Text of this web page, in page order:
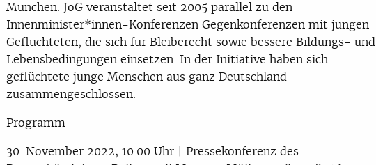
München. JoG veranstaltet seit 2005 parallel zu den
Innenminister*innen-Konferenzen Gegenkonferenzen mit jungen
Geflüchteten, die sich für Bleiberecht sowie bessere Bildungs- und
Lebensbedingungen einsetzen. In der Initiative haben sich
geflüchtete junge Menschen aus ganz Deutschland
zusammengeschlossen.
Programm
30. November 2022, 10.00 Uhr | Pressekonferenz des